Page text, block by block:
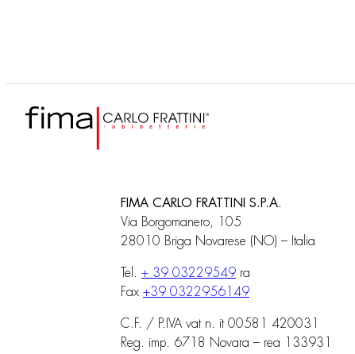
FIMA CARLO FRATTINI S.P.A.
Via Borgomanero, 105
28010 Briga Novarese (NO) – Italia
Tel. + 39 03229549 ra
Fax +39 0322956149
C.F. / P.IVA vat n. it 00581 420031
Reg. imp. 6718 Novara – rea 133931